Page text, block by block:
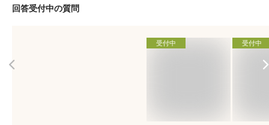
回答受付中の質問
受付中 受付中